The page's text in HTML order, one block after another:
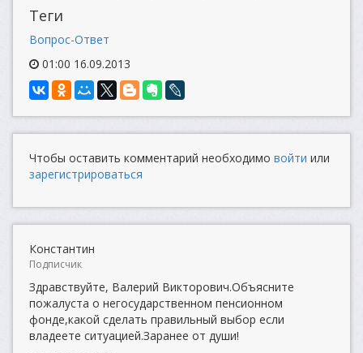
Теги
Вопрос-Ответ
01:00 16.09.2013
Чтобы оставить комментарий необходимо войти или
зарегистрироваться
Константин
Подписчик
Здравствуйте, Валерий Викторович.Объясните
пожалуста о негосударственном пенсионном
фонде,какой сделать правильный выбор если
владеете ситуацией.Заранее от души!